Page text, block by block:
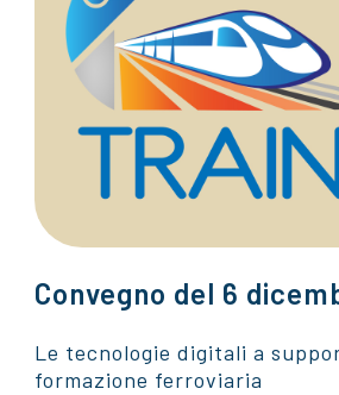
Convegno del 6
Le tecnologie digitali a
formazione ferroviaria